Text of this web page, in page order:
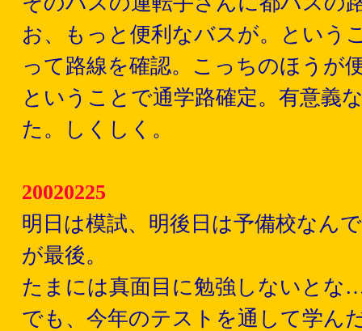
お、もっと便利なバスが。という
って路線を確認。こっちのほうが
ということで通学路確定。有意義
た。しくしく。
20020225
明日は模試、明後日は予備校なん
が最後。
たまには真面目に勉強しないとな
でも、今年のテストを通して学ん